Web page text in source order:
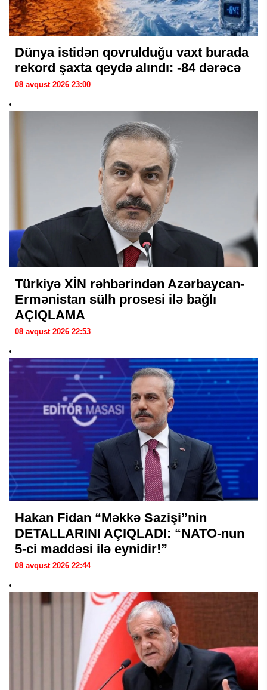
Dünya istidən qovrulduğu vaxt burada
rekord şaxta qeydə alındı: -84 dərəcə
08 avqust 2026 23:00
Türkiyə XİN rəhbərindən Azərbaycan-
Ermənistan sülh prosesi ilə bağlı
AÇIQLAMA
08 avqust 2026 22:53
Hakan Fidan “Məkkə Sazişi”nin
DETALLARINI AÇIQLADI: “NATO-nun
5-ci maddəsi ilə eynidir!”
08 avqust 2026 22:44